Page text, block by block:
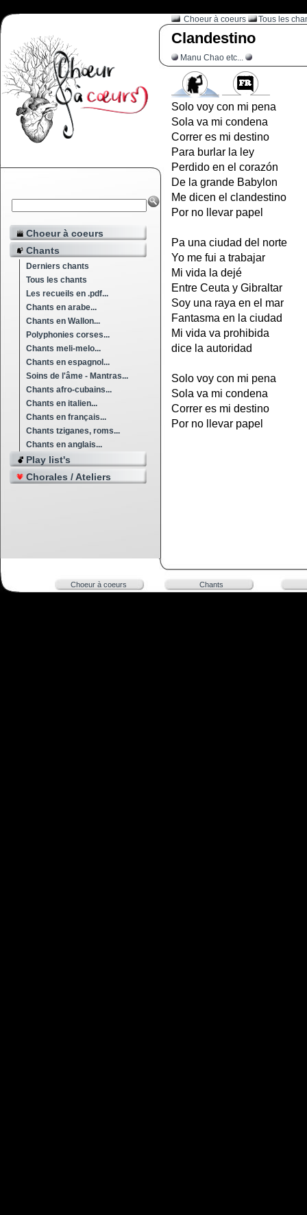
Choeur à coeurs
Chants
Derniers chants
Tous les chants
Les recueils en .pdf...
Chants en arabe...
Chants en Wallon...
Polyphonies corses...
Chants meli-melo...
Chants en espagnol...
Soins de l'âme - Mantras...
Chants afro-cubains...
Chants en italien...
Chants en français...
Chants tziganes, roms...
Chants en anglais...
Play list's
Chorales / Ateliers
Choeur à coeurs Tous les
Clandestino
Manu Chao etc...
Solo voy con mi pena
Sola va mi condena
Correr es mi destino
Para burlar la ley
Perdido en el corazón
De la grande Babylon
Me dicen el clandestino
Por no llevar papel
Pa una ciudad del norte
Yo me fui a trabajar
Mi vida la dejé
Entre Ceuta y Gibraltar
Soy una raya en el mar
Fantasma en la ciudad
Mi vida va prohibida
dice la autoridad
Solo voy con mi pena
Sola va mi condena
Correr es mi destino
Por no llevar papel
Choeur à coeurs Chants